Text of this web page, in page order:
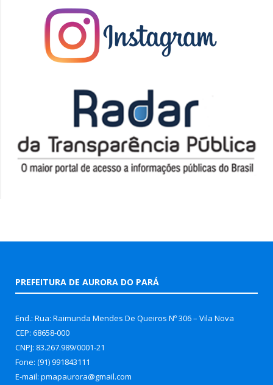
PREFEITURA DE AURORA DO PARÁ
End.: Rua: Raimunda Mendes De Queiros Nº 306 – Vila Nova
CEP: 68658-000
CNPJ: 83.267.989/0001-21
Fone: (91) 991843111
E-mail: pmapaurora@gmail.com